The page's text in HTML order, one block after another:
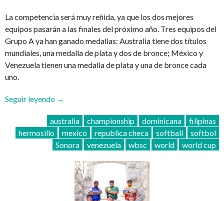
La competencia será muy reñida, ya que los dos mejores
equipos pasarán a las finales del próximo año. Tres equipos del
Grupo A ya han ganado medallas: Australia tiene dos títulos
mundiales, una medalla de plata y dos de bronce; México y
Venezuela tienen una medalla de plata y una de bronce cada
uno.
Seguir leyendo “¡La
Mundial
de
Softbol
WBSC
comienza
→
australia championship dominicana
filipinas
hermosillo
mexico republica checa softball
softbol
Sonora
venezuela wbsc world world cup